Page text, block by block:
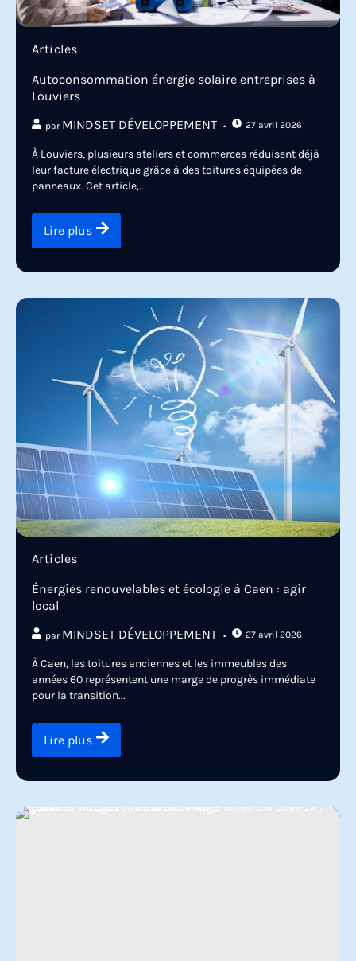
Articles
Autoconsommation énergie solaire entreprises à
Louviers
par MINDSET DÉVELOPPEMENT 27 avril 2026
À Louviers, plusieurs ateliers et commerces réduisent déjà
leur facture électrique grâce à des toitures équipées de
panneaux. Cet article,...
Lire plus
Articles
Énergies renouvelables et écologie à Caen : agir
local
par MINDSET DÉVELOPPEMENT 27 avril 2026
À Caen, les toitures anciennes et les immeubles des
années 60 représentent une marge de progrès immédiate
pour la transition...
Lire plus